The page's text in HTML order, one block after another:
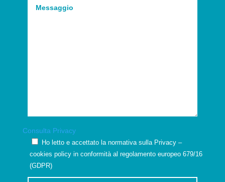
Consulta Privacy
Ho letto e accettato la normativa sulla Privacy –
cookies policy in conformità al regolamento europeo 679/16
(GDPR)